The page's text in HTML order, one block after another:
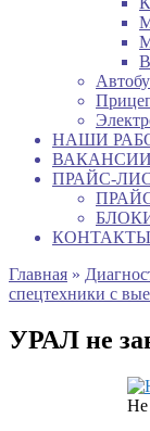
НАШИ
ВАКАНСИИ
ПРАЙС-
КОНТАКТЫ
Главная »
спецтехники с
УРАЛ не
Не